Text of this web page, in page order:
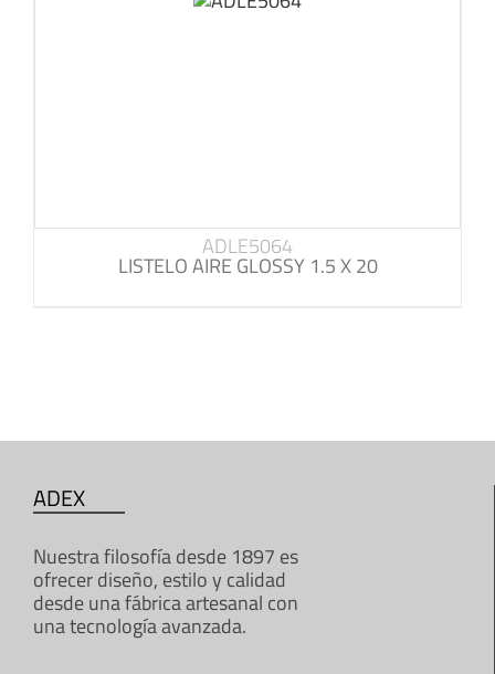
ADLE5064
LISTELO AIRE GLOSSY 1.5 X 20
ADEX
Nuestra filosofía desde 1897 es
ofrecer diseño, estilo y calidad
desde una fábrica artesanal con
una tecnología avanzada.